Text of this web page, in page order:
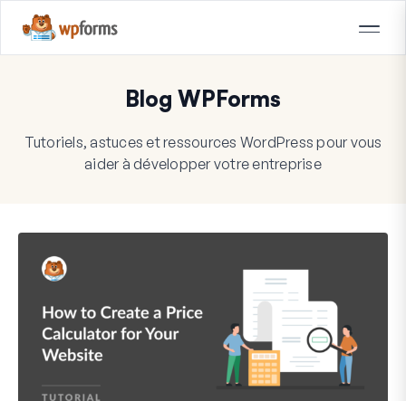
Blog WPForms
Tutoriels, astuces et ressources WordPress pour vous
aider à développer votre entreprise